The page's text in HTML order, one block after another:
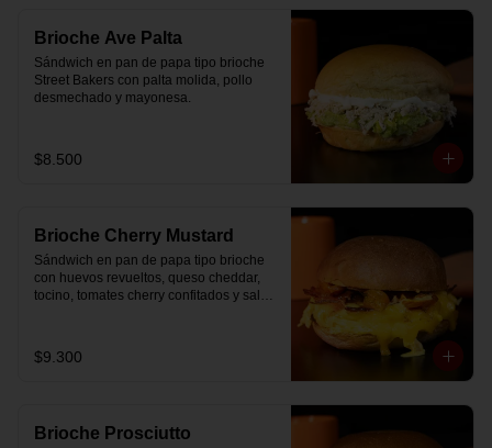
Brioche Ave Palta
Sándwich en pan de papa tipo brioche
Street Bakers con palta molida, pollo
desmechado y mayonesa.
$8.500
Brioche Cherry Mustard
Sándwich en pan de papa tipo brioche
con huevos revueltos, queso cheddar,
tocino, tomates cherry confitados y salsa
$9.300
Brioche Prosciutto